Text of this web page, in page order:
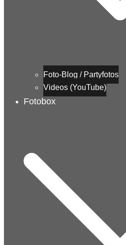
Foto-Blog / Partyfotos
Videos (YouTube)
Fotobox